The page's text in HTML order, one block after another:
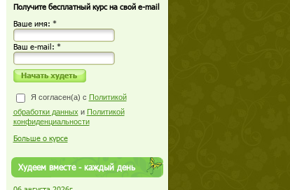
Получите бесплатный курс на свой e-mail
Ваше имя: *
Ваш е-mail: *
Я согласен(а) с Политикой
обработки данных и Политикой
конфиденциальности
Больше о курсе
Худеем вместе - каждый день